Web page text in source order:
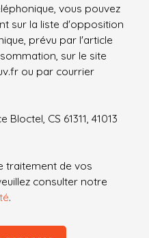
vous pouvez
sur la liste d'opposition
prévu par l'article
sur le site
ou par courrier
CS 61311, 41013
traitement de vos
consulter notre
.